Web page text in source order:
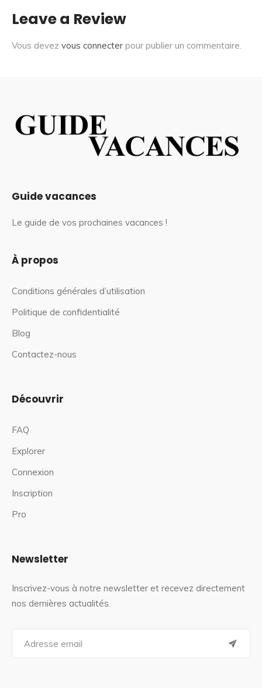
Leave a Review
Vous devez vous connecter pour publier un commentaire.
Guide vacances
Le guide de vos prochaines vacances !
À propos
Conditions générales d’utilisation
Politique de confidentialité
Blog
Contactez-nous
Découvrir
FAQ
Explorer
Connexion
Inscription
Pro
Newsletter
Inscrivez-vous à notre newsletter et recevez directement
nos dernières actualités.
a